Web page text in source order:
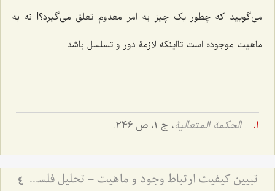
می‌گویید که چطور یک چیز به امر معدوم تعلق می‌گیرد؟! نه به
ماهیت موجوده است تااینکه لازمۀ دور و تسلسل باشد.
.الحکمة المتعالیة، ج 1، ص 246.
تبیین کیفیت ارتباط وجود و ماهیت - تحلیل فلسفی نحوه حمل وجود بر ماهیت و رفع شبهات 4